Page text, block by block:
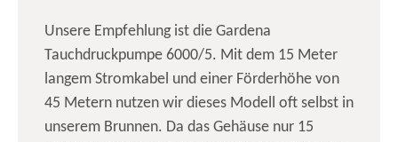
Unsere Empfehlung ist die Gardena
Tauchdruckpumpe 6000/5. Mit dem 15 Meter
langem Stromkabel und einer Förderhöhe von
45 Metern nutzen wir dieses Modell oft selbst in
unserem Brunnen. Da das Gehäuse nur 15